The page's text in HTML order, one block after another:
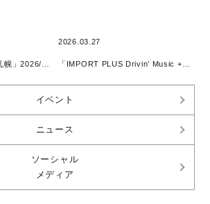
2026.03.27
イベント
ニュース
ソーシャル
メディア